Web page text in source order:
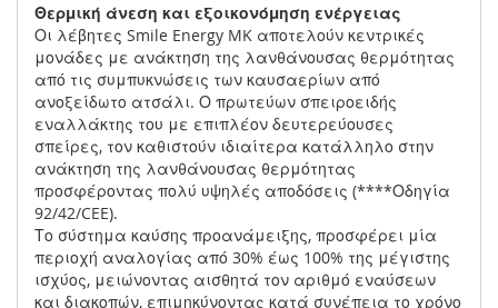
Θερµική άνεση και εξοικονόµηση ενέργειας
Οι λέβητες Smile Energy MK αποτελούν κεντρικές
μονάδες με ανάκτηση της λανθάνουσας θερμότητας
από τις συμπυκνώσεις των καυσαερίων από
ανοξείδωτο ατσάλι. Ο πρωτεύων σπειροειδής
εναλλάκτης του με επιπλέον δευτερεύουσες
σπείρες, τον καθιστούν ιδιαίτερα κατάλληλο στην
ανάκτηση της λανθάνουσας θερμότητας
προσφέροντας πολύ υψηλές αποδόσεις (****Οδηγία
92/42/CEE).
Το σύστημα καύσης προανάμειξης, προσφέρει μία
περιοχή αναλογίας από 30% έως 100% της μέγιστης
ισχύος, μειώνοντας αισθητά τον αριθμό εναύσεων
και διακοπών, επιμηκύνοντας κατά συνέπεια το χρόνο